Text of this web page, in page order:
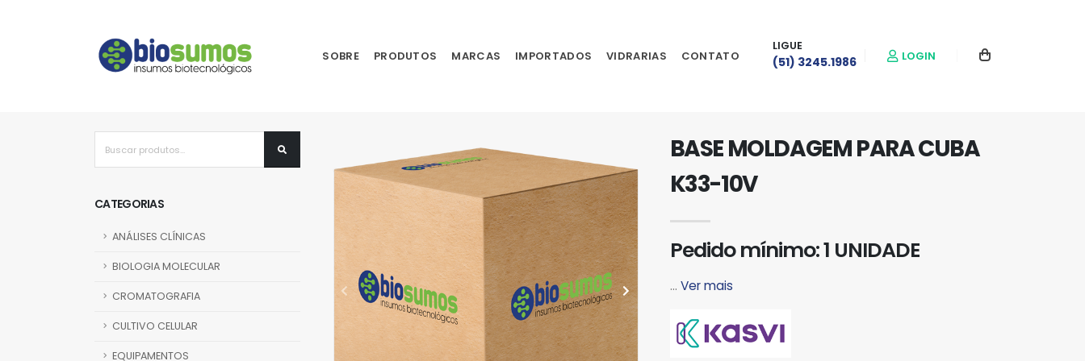
SOBRE PRODUTOS MARCAS IMPORTADOS VIDRARIAS CONTATO LOGIN
LIGUE
(51) 3245.1986
CATEGORIAS
ANÁLISES CLÍNICAS
BIOLOGIA MOLECULAR
CROMATOGRAFIA
CULTIVO CELULAR
EQUIPAMENTOS
BASE MOLDAGEM PARA CUBA
K33-10V
Pedido mínimo: 1 UNIDADE
... Ver mais